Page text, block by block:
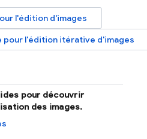
l'édition d'images
pour l'édition itérative d'images
pour découvrir
des images.